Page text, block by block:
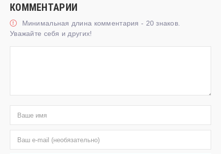
КОММЕНТАРИИ
Минимальная длина комментария - 20 знаков.
Уважайте себя и других!